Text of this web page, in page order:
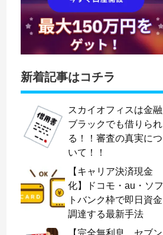
新着記事はコチラ
スカイオフィスは金融
ブラックでも借りられ
る！！審査の真実につ
いて！！
【キャリア決済現金
化】ドコモ・au・ソフ
トバンク枠で即日資金
調達する最新手法
【完全無利息 セブン